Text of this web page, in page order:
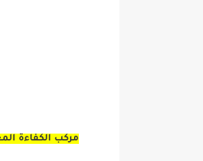
مركب الكفاءة